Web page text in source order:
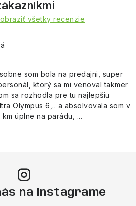
všetky recenzie
som bola na predajni, super
ktorý sa mi venoval takmer
sa rozhodla pre tu najlepšiu
Olympus 6,.. a absolvovala som v
úplne na parádu, ...
na Instagrame